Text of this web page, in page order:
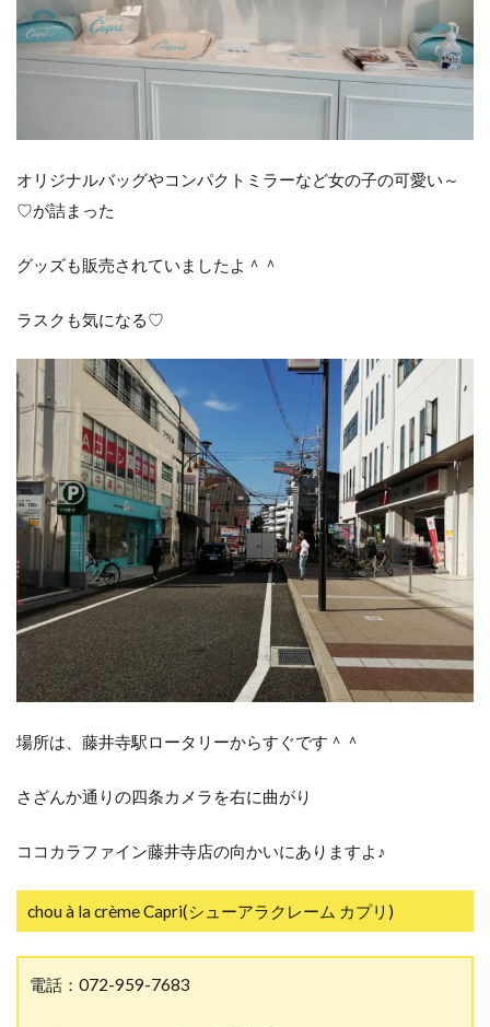
オリジナルバッグやコンパクトミラーなど女の子の可愛い～
♡が詰まった
グッズも販売されていましたよ＾＾
ラスクも気になる♡
場所は、藤井寺駅ロータリーからすぐです＾＾
さざんか通りの四条カメラを右に曲がり
ココカラファイン藤井寺店の向かいにありますよ♪
chou à la crème Capri(シューアラクレーム カプリ)
電話：072-959-7683